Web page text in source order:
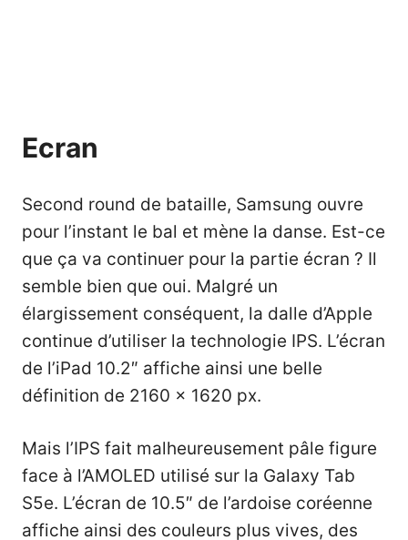
Ecran
Second round de bataille, Samsung ouvre
pour l’instant le bal et mène la danse. Est-ce
que ça va continuer pour la partie écran ? Il
semble bien que oui. Malgré un
élargissement conséquent, la dalle d’Apple
continue d’utiliser la technologie IPS. L’écran
de l’iPad 10.2″ affiche ainsi une belle
définition de 2160 x 1620 px.
Mais l’IPS fait malheureusement pâle figure
face à l’AMOLED utilisé sur la Galaxy Tab
S5e. L’écran de 10.5″ de l’ardoise coréenne
affiche ainsi des couleurs plus vives, des